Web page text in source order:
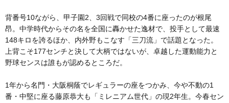
背番号10ながら、甲子園2、3回戦で同校の4番に座ったのが根尾
昂。中学時代からその名を全国に轟かせた逸材で、投手として最速
148キロを誇るほか、内外野もこなす「三刀流」で話題となった。
上背こそ177センチと決して大柄ではないが、卓越した運動能力と
野球センスは誰もが認めるところだ。
1年から名門・大阪桐蔭でレギュラーの座をつかみ、今や不動の1
番・中堅に座る藤原恭大も「ミレニアム世代」の現2年生。今春セン